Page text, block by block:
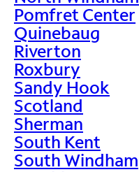
Pomfret Center
Quinebaug
Riverton
Roxbury
Sandy Hook
Scotland
Sherman
South Kent
South Windham